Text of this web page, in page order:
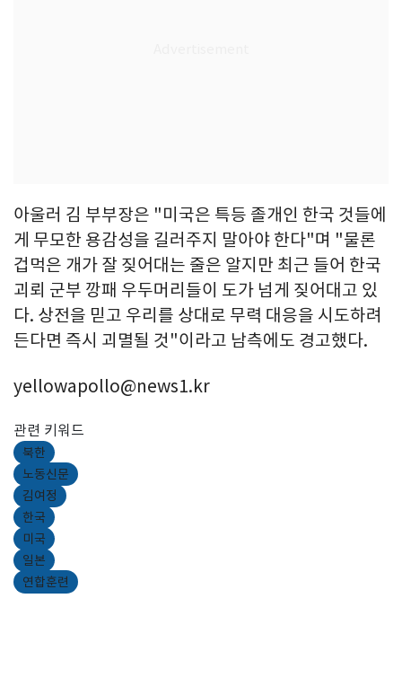
아울러 김 부부장은 "미국은 특등 졸개인 한국 것들에
게 무모한 용감성을 길러주지 말아야 한다"며 "물론
겁먹은 개가 잘 짖어대는 줄은 알지만 최근 들어 한국
괴뢰 군부 깡패 우두머리들이 도가 넘게 짖어대고 있
다. 상전을 믿고 우리를 상대로 무력 대응을 시도하려
든다면 즉시 괴멸될 것"이라고 남측에도 경고했다.
yellowapollo@news1.kr
관련 키워드
북한
노동신문
김여정
한국
미국
일본
연합훈련